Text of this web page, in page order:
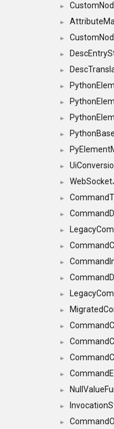
►
►
►
►
►
►
►
►
►
►
►
►
►
►
►
►
►
►
►
►
►
►
►
►
►
►
►